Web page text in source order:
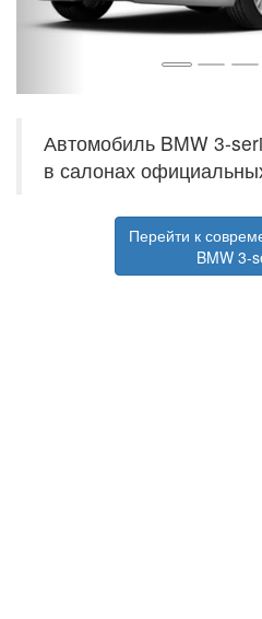
Автомобиль BMW 3-
в салонах
Перейти к
BMW 3-